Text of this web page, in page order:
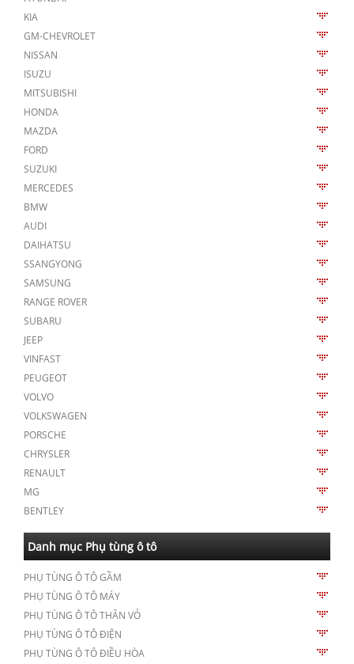
KIA
GM-CHEVROLET
NISSAN
ISUZU
MITSUBISHI
HONDA
MAZDA
FORD
SUZUKI
MERCEDES
BMW
AUDI
DAIHATSU
SSANGYONG
SAMSUNG
RANGE ROVER
SUBARU
JEEP
VINFAST
PEUGEOT
VOLVO
VOLKSWAGEN
PORSCHE
CHRYSLER
RENAULT
MG
BENTLEY
Danh mục Phụ tùng ô tô
PHỤ TÙNG Ô TÔ GẦM
PHỤ TÙNG Ô TÔ MÁY
PHỤ TÙNG Ô TÔ THÂN VỎ
PHỤ TÙNG Ô TÔ ĐIỆN
PHỤ TÙNG Ô TÔ ĐIỀU HÒA